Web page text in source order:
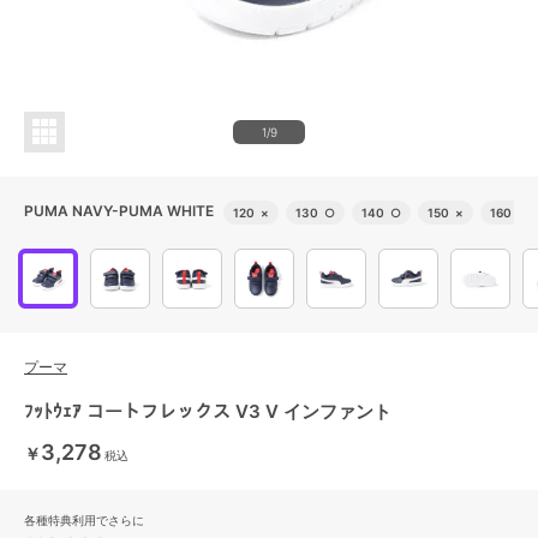
1/9
PUMA NAVY-PUMA WHITE 120 × 130 ○ 140 ○ 150 × 160
プーマ
ﾌｯﾄｳｪｱ コートフレックス V3 V インファント
￥3,278 税込
各種特典利用でさらに